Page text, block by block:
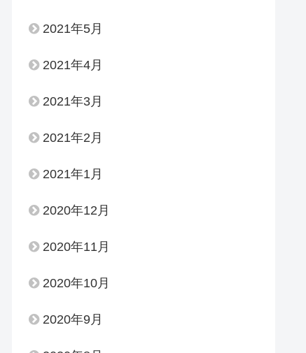
2021年5月
2021年4月
2021年3月
2021年2月
2021年1月
2020年12月
2020年11月
2020年10月
2020年9月